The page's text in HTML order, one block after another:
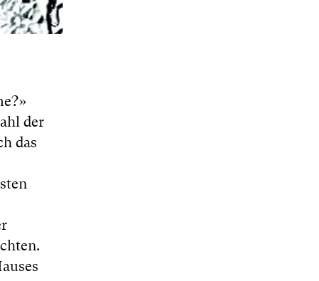
der
das